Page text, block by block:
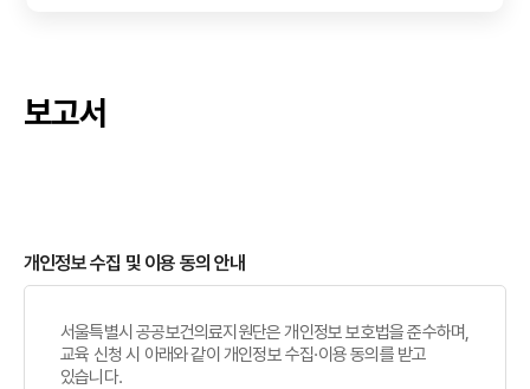
보고서
개인정보 수집 및 이용 동의 안내
서울특별시 공공보건의료지원단은 개인정보 보호법을 준수하며,
교육 신청 시 아래와 같이 개인정보 수집·이용 동의를 받고
있습니다.